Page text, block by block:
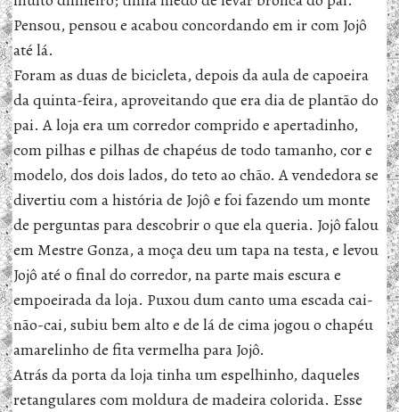
Pensou, pensou e acabou concordando em ir com Jojô
até lá.
Foram as duas de bicicleta, depois da aula de capoeira
da quinta-feira, aproveitando que era dia de plantão do
pai. A loja era um corredor comprido e apertadinho,
com pilhas e pilhas de chapéus de todo tamanho, cor e
modelo, dos dois lados, do teto ao chão. A vendedora se
divertiu com a história de Jojô e foi fazendo um monte
de perguntas para descobrir o que ela queria. Jojô falou
em Mestre Gonza, a moça deu um tapa na testa, e levou
Jojô até o final do corredor, na parte mais escura e
empoeirada da loja. Puxou dum canto uma escada cai-
não-cai, subiu bem alto e de lá de cima jogou o chapéu
amarelinho de fita vermelha para Jojô.
Atrás da porta da loja tinha um espelhinho, daqueles
retangulares com moldura de madeira colorida. Esse